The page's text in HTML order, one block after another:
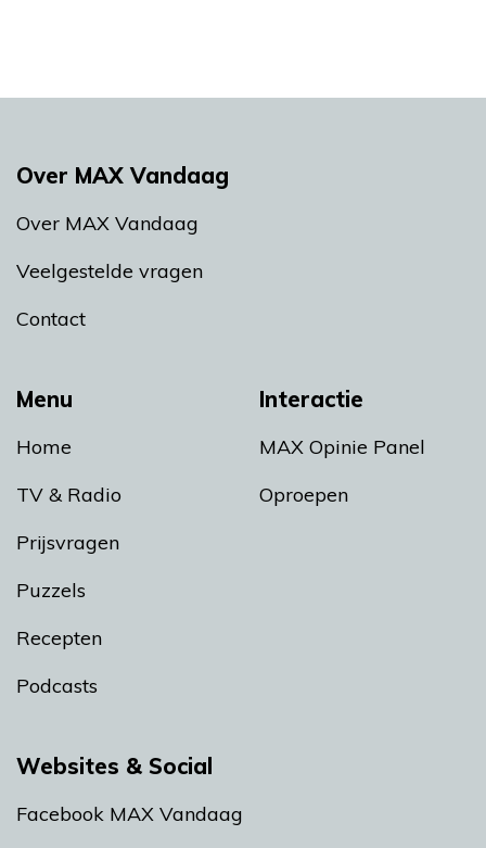
Menu
Home
TV & Radio
Prijsvragen
Puzzels
Recepten
Podcasts
Interactie
MAX Opinie Panel
Oproepen
Over MAX Vandaag
Over MAX Vandaag
Veelgestelde vragen
Contact
Websites & Social
Facebook MAX Vandaag